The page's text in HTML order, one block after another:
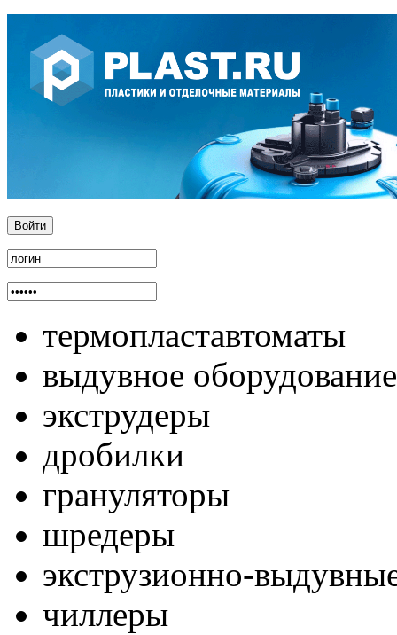
термопластавтоматы
выдувное оборудование
экструдеры
дробилки
грануляторы
шредеры
экструзионно-
чиллеры